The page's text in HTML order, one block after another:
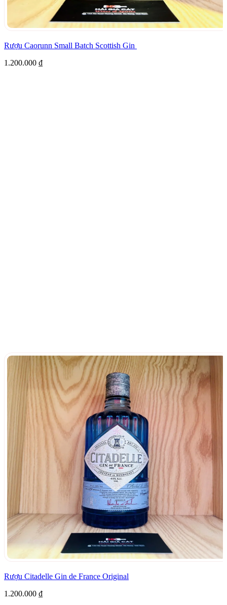
Rượu Caorunn Small Batch Scottish Gin
1.200.000 ₫
Rượu Citadelle Gin de France Original
1.200.000 ₫